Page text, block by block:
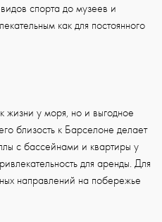
спорта до музеев и
как для постоянного
жизни у моря, но и выгодное
близость к Барселоне делает
с бассейнами и квартиры у
для аренды. Для
направлений на побережье